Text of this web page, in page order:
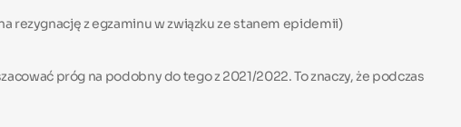
rezygnację z egzaminu w związku ze stanem epidemii)
próg na podobny do tego z 2021/2022. To znaczy, że podczas